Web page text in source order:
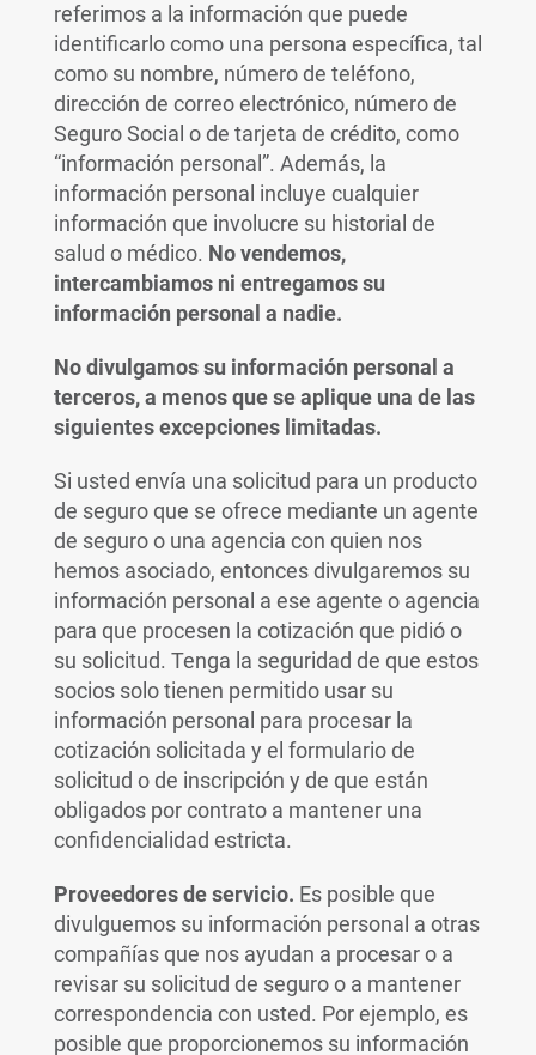
referimos a la información que puede
identificarlo como una persona específica, tal
como su nombre, número de teléfono,
dirección de correo electrónico, número de
Seguro Social o de tarjeta de crédito, como
“información personal”. Además, la
información personal incluye cualquier
información que involucre su historial de
salud o médico. No vendemos,
intercambiamos ni entregamos su
información personal a nadie.
No divulgamos su información personal a
terceros, a menos que se aplique una de las
siguientes excepciones limitadas.
Si usted envía una solicitud para un producto
de seguro que se ofrece mediante un agente
de seguro o una agencia con quien nos
hemos asociado, entonces divulgaremos su
información personal a ese agente o agencia
para que procesen la cotización que pidió o
su solicitud. Tenga la seguridad de que estos
socios solo tienen permitido usar su
información personal para procesar la
cotización solicitada y el formulario de
solicitud o de inscripción y de que están
obligados por contrato a mantener una
confidencialidad estricta.
Proveedores de servicio. Es posible que
divulguemos su información personal a otras
compañías que nos ayudan a procesar o a
revisar su solicitud de seguro o a mantener
correspondencia con usted. Por ejemplo, es
posible que proporcionemos su información